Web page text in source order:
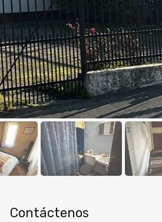
Contáctenos